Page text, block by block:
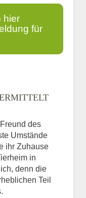
hier
für
des
Umstände
ihr Zuhause
in
denn die
Teil